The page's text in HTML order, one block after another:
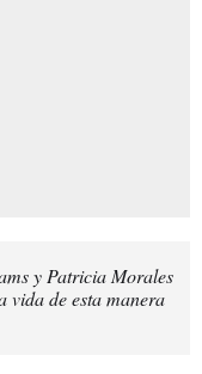
y Patricia Morales
vida de esta manera